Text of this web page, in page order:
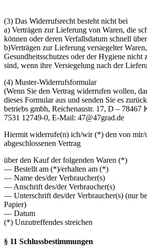
(3) Das Widerrufsrecht besteht nicht bei
a) Verträgen zur Lieferung von Waren, die
können oder deren Verfallsdatum schnell
b)Verträgen zur Lieferung versiegelter
Gesundheitsschutzes oder der Hygiene nicht
sind, wenn ihre Versiegelung nach der
(4) Muster-Widerrufsformular
(Wenn Sie den Vertrag widerrufen wollen,
dieses Formular aus und senden Sie es
betriebs gmbh, Reichenaustr. 17, D – 78467
7531 12749-0, E-Mail: 47@47grad.de
Hiermit widerrufe(n) ich/wir (*) den von mir/
abgeschlossenen Vertrag
über den Kauf der folgenden Waren (*)
— Bestellt am (*)/erhalten am (*)
— Name des/der Verbraucher(s)
— Anschrift des/der Verbraucher(s)
— Unterschrift des/der Verbraucher(s) (nur
Papier)
— Datum
(*) Unzutreffendes streichen
§ 11 Schlussbestimmungen